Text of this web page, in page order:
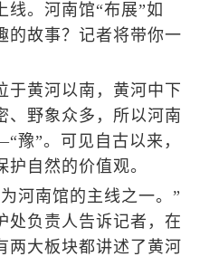
线。河南馆“布展”如
的故事？记者将带你一
黄河以南，黄河中下
、野象众多，所以河南
豫”。可见自古以来，
自然的价值观。
南馆的主线之一。”
处负责人告诉记者，在
两大板块都讲述了黄河